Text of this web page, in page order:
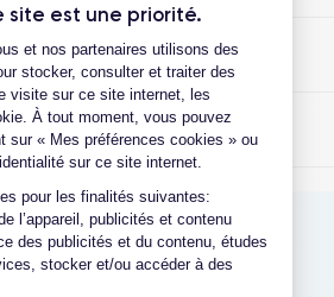
site est une priorité.
du Consentement :
et nos partenaires utilisons des
stocker, consulter et traiter des
visite sur ce site internet, les
À tout moment, vous pouvez
sur « Mes préférences cookies » ou
sur ce site internet.
pour les finalités suivantes:
l’appareil, publicités et contenu
des publicités et du contenu, études
stocker et/ou accéder à des
Avis clients
Questions fréquentes
CertiDeal